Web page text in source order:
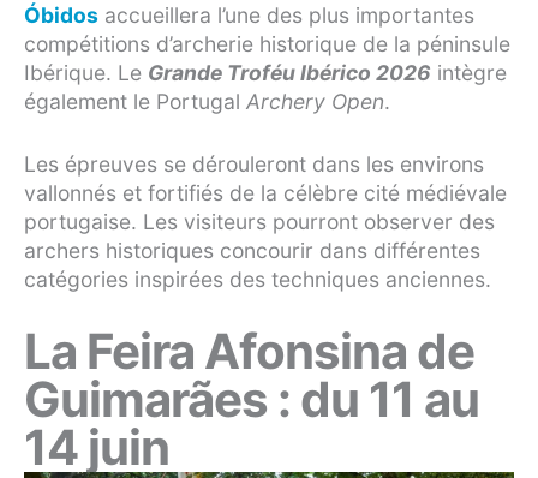
Óbidos accueillera l’une des plus importantes
compétitions d’archerie historique de la péninsule
Ibérique. Le Grande Troféu Ibérico 2026 intègre
également le Portugal Archery Open.
Les épreuves se dérouleront dans les environs
vallonnés et fortifiés de la célèbre cité médiévale
portugaise. Les visiteurs pourront observer des
archers historiques concourir dans différentes
catégories inspirées des techniques anciennes.
La Feira Afonsina de
Guimarães : du 11 au
14 juin